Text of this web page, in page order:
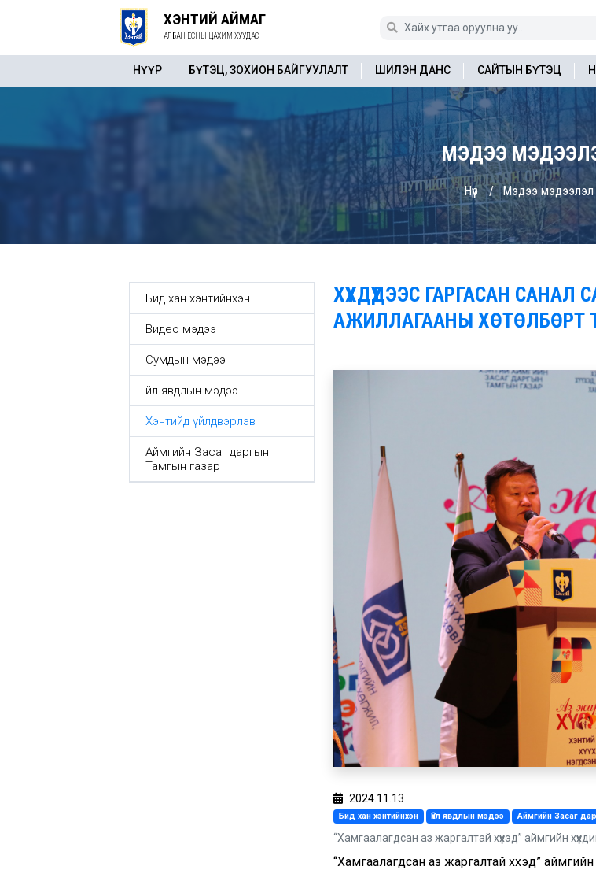
ХЭНТИЙ АЙМАГ
АЛБАН ЁСНЫ ЦАХИМ ХУУДАС
НҮҮР БҮТЭЦ, ЗОХИОН БАЙГУУЛАЛТ ШИЛЭН ДАНС САЙТЫН БҮТЭЦ
МЭДЭЭ
Нүүр Мэдээ мэдээлэл
Бид хан хэнтийнхэн
Видео мэдээ
Сумдын мэдээ
Үйл явдлын мэдээ
Хэнтийд үйлдвэрлэв
Аймгийн Засаг даргын
Тамгын газар
ХҮҮХДҮҮДЭЭС ГАРГАСАН
АЖИЛЛАГААНЫ ХӨТӨЛБӨРТ
2024.11.13
Бид хан хэнтийнхэн Үйл явдлын мэдээ Аймгийн Засаг
“Хамгаалагдсан аз жаргалтай хүүхэд” аймгийн
“Хамгаалагдсан аз жаргалтай хүүхэд”